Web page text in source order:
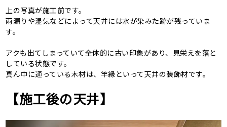
上の写真が施工前です。
雨漏りや湿気などによって天井には水が染みた跡が残っていま
す。
アクも出てしまっていて全体的に古い印象があり、見栄えを落と
している状態です。
真ん中に通っている木材は、竿縁といって天井の装飾材です。
【施工後の天井】